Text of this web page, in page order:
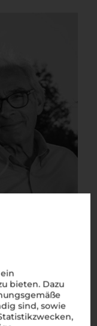
bieten. Dazu
sind, sowie